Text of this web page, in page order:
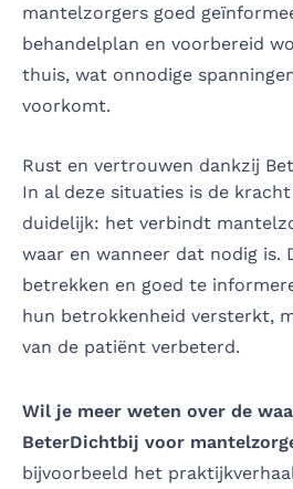
mantelzorgers goed
behandelplan en voorbereid
thuis, wat onnodige
voorkomt.
Rust en vertrouwen dankzij
In al deze situaties is de
duidelijk: het verbindt
waar en wanneer dat nodig is.
betrekken en goed te
hun betrokkenheid versterkt,
van de patiënt verbeterd.
Wil je meer weten over de
BeterDichtbij voor
bijvoorbeeld het